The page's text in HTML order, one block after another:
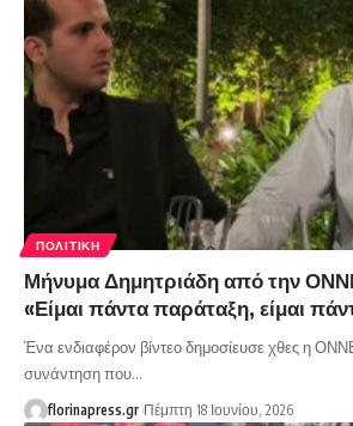
ΠΟΛΙΤΙΚΉ
Μήνυμα Δημητριάδη από την
«Είμαι πάντα παράταξη, είμαι
Ένα ενδιαφέρον βίντεο δημοσίευσε χθες η
συνάντηση που…
florinapress.gr Πέμπτη 18 Ιουνίου, 2026